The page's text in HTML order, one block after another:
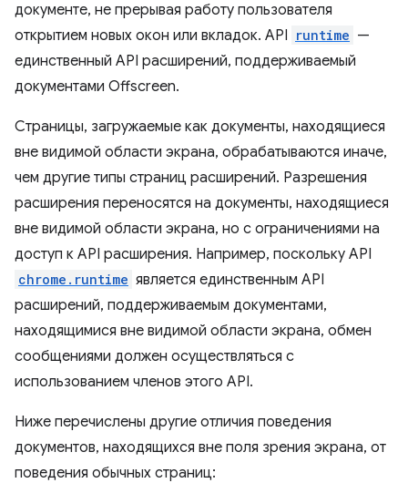
документе, не прерывая работу пользователя
открытием новых окон или вкладок. API runtime —
единственный API расширений, поддерживаемый
документами Offscreen.
Страницы, загружаемые как документы, находящиеся
вне видимой области экрана, обрабатываются иначе,
чем другие типы страниц расширений. Разрешения
расширения переносятся на документы, находящиеся
вне видимой области экрана, но с ограничениями на
доступ к API расширения. Например, поскольку API
chrome.runtime является единственным API
расширений, поддерживаемым документами,
находящимися вне видимой области экрана, обмен
сообщениями должен осуществляться с
использованием членов этого API.
Ниже перечислены другие отличия поведения
документов, находящихся вне поля зрения экрана, от
поведения обычных страниц: